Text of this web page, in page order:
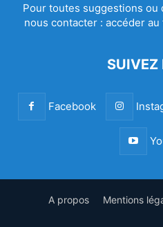
Pour toutes suggestions ou
nous contacter : accéder
SUIVEZ
Facebook
A propos Mentions